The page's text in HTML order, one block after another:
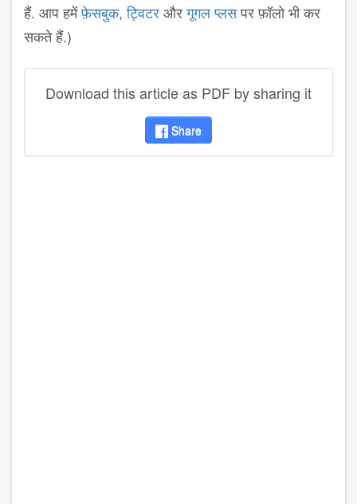
हैं. आप हमेंफ़ेसबुक,ट्विटरऔरगूगल प्लसपर फ़ॉलो भी कर
सकते हैं.)
Download this article as PDF by sharing it
Share